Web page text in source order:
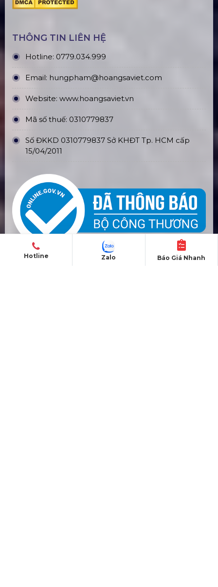
THÔNG TIN LIÊN HỆ
Hotline: 0779.034.999
Email: hungpham@hoangsaviet.com
Website: www.hoangsaviet.vn
Mã số thuế: 0310779837
Số ĐKKD 0310779837 Sở KHĐT Tp. HCM cấp
15/04/2011
Hotline Báo Giá Nhanh
Zalo